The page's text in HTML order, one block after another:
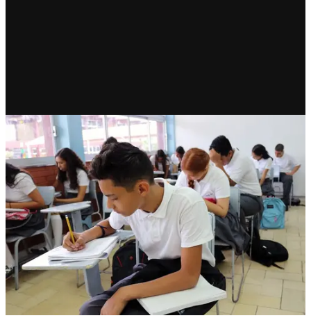
RECIENTE
Adiós examen COMIPEMS;
Sheinbaum promete prepas de
calidad para todos